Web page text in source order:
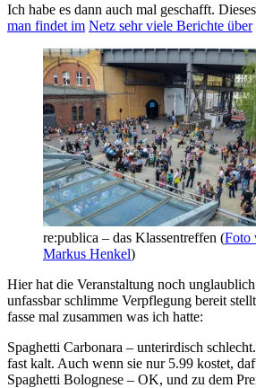
Ich habe es dann auch mal geschafft.
man findet im Netz sehrviele Berichte über
re:publica – das Klassentreffen (Foto
Markus Henkel)
Hier hat die Veranstaltung noch
unfassbar schlimme Verpflegung bereit
fasse mal zusammen was ich hatte:
Spaghetti Carbonara – unterirdisch
fast kalt. Auch wenn sie nur 5.99 kostet,
Spaghetti Bolognese – OK, und zu dem